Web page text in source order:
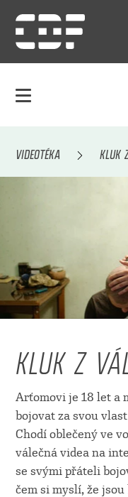
VIDEOTÉKA KLUK
KLUK Z
Arťomovi je 18 let a
bojovat za svou
Chodí oblečený ve
válečná videa na
se svými přáteli
čem si myslí, že